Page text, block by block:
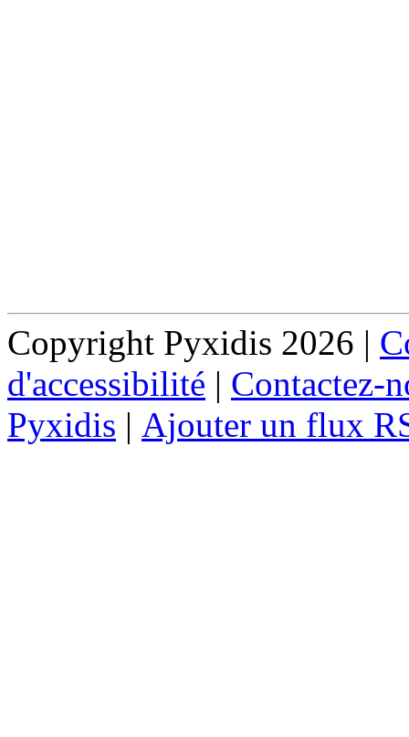
Copyright Pyxidis 2026 |
d'accessibilité | Contactez-
Pyxidis | Ajouter un flux